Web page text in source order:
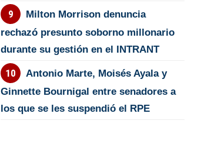
Milton Morrison denuncia
rechazó presunto soborno millonario
durante su gestión en el INTRANT
Antonio Marte, Moisés Ayala y
Ginnette Bournigal entre senadores a
los que se les suspendió el RPE